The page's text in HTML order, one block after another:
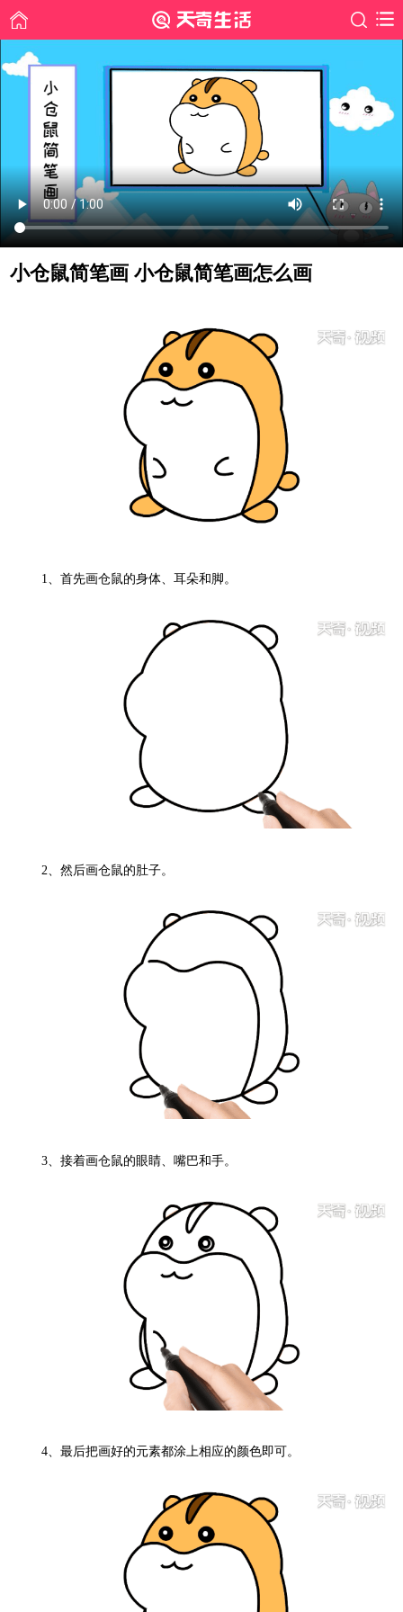
小仓鼠简笔画 小仓鼠简笔画怎么画
1、首先画仓鼠的身体、耳朵和脚。
2、然后画仓鼠的肚子。
3、接着画仓鼠的眼睛、嘴巴和手。
4、最后把画好的元素都涂上相应的颜色即可。